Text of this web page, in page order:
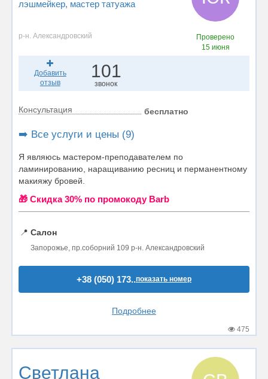
лэшмейкер, мастер татуажа
р-н. Александровский
Проверено
15 июня
Добавить
отзыв
101
звонок
Консультация бесплатно
➡️ Все услуги и цены (9)
Я являюсь мастером-преподавателем по
ламинированию, наращиванию ресниц и перманентному
макияжу бровей.
🎁 Cкидка 30% по промокоду Barb
📍 Салон
Запорожье, пр.соборний 109 р-н. Александровский
+38 (050) 173..показать номер
Подробнее
475
Светлана